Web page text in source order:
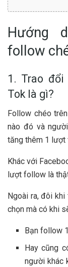
Hướng
follow
1. Trao
Tok là gì?
Follow chéo
nào đó và
tăng thêm 1 lượt
Khác với
lượt follow là
Ngoài ra, đôi
chọn mà có khi
Bạn follow
Hay cũng
người khác